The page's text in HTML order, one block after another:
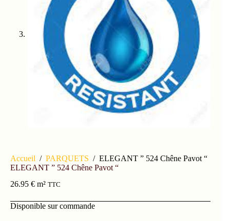
Accueil / PARQUETS / ELEGANT ” 524 Chêne Pavot “
ELEGANT ” 524 Chêne Pavot “
26.95 € m² TTC
Disponible sur commande